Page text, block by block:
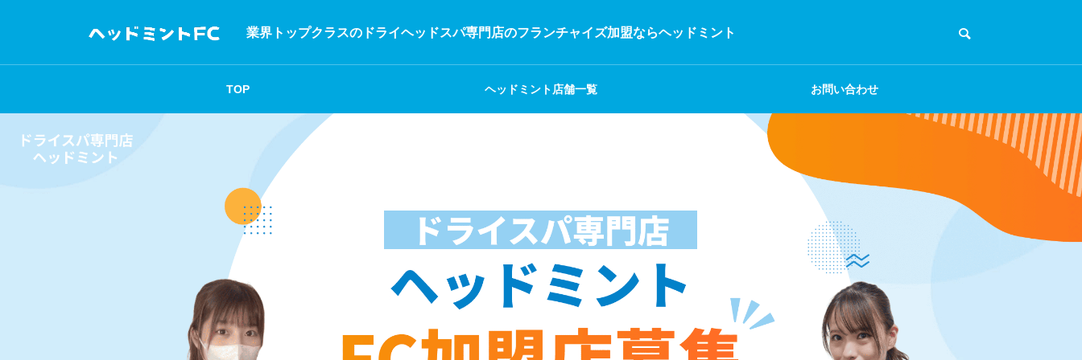
業界トップクラスのドライヘッドスパ専門店のフランチャイズ加盟ならヘッドミント
TOP ヘッドミント店舗一覧 お問い合わせ